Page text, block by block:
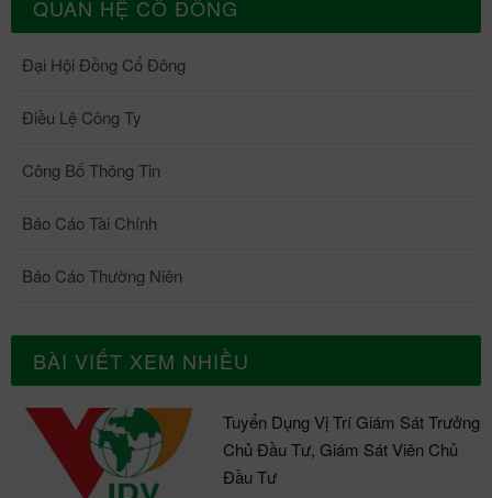
QUAN HỆ CỔ ĐÔNG
Đại Hội Đồng Cổ Đông
Điều Lệ Công Ty
Công Bố Thông Tin
Báo Cáo Tài Chính
Báo Cáo Thường Niên
BÀI VIẾT XEM NHIỀU
Tuyển Dụng Vị Trí Giám Sát Trưởng
Chủ Đầu Tư, Giám Sát Viên Chủ
Đầu Tư